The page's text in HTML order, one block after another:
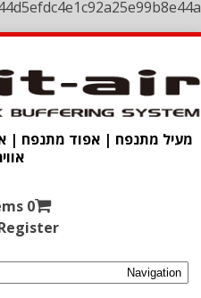
מעיל מתנפח | אפוד מתנפח |
0 items -